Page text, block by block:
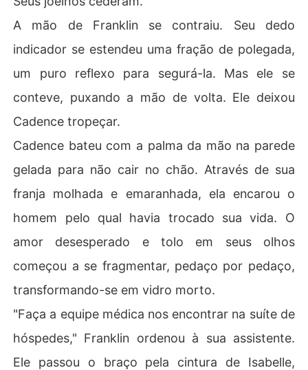
A mão de Franklin se contraiu. Seu dedo
indicador se estendeu uma fração de polegada,
um puro reflexo para segurá-la. Mas ele se
conteve, puxando a mão de volta. Ele deixou
Cadence tropeçar.
Cadence bateu com a palma da mão na parede
gelada para não cair no chão. Através de sua
franja molhada e emaranhada, ela encarou o
homem pelo qual havia trocado sua vida. O
amor desesperado e tolo em seus olhos
começou a se fragmentar, pedaço por pedaço,
transformando-se em vidro morto.
"Faça a equipe médica nos encontrar na suíte de
hóspedes," Franklin ordenou à sua assistente.
Ele passou o braço pela cintura de Isabelle,